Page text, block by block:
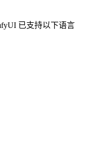
已支持以下语言